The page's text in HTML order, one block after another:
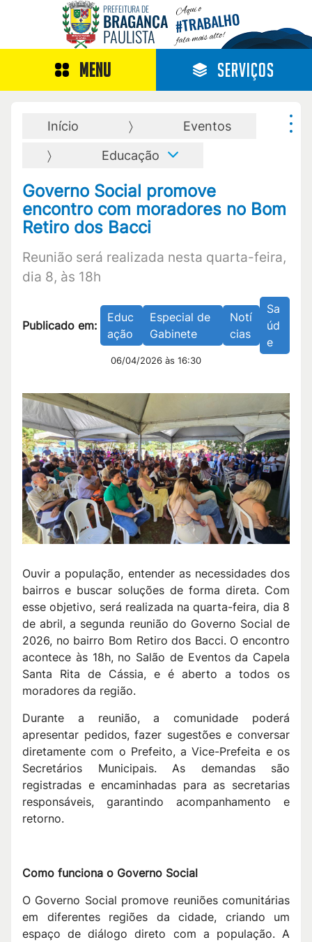
PREFEITURA DE
BRAGANÇA
PAULISTA
Aqui o
#TRABALHO
fala mais alto!
MENU SERVIÇOS
Início
Eventos
Educação
Governo Social promove
encontro com moradores no Bom
Retiro dos Bacci
Reunião será realizada nesta quarta-feira,
dia 8, às 18h
Publicado em:
Educ
ação
Especial de
Gabinete
Notí
cias
Sa
úd
e
06/04/2026 às 16:30
Ouvir a população, entender as necessidades dos
bairros e buscar soluções de forma direta. Com
esse objetivo, será realizada na quarta-feira, dia 8
de abril, a segunda reunião do Governo Social de
2026, no bairro Bom Retiro dos Bacci. O encontro
acontece às 18h, no Salão de Eventos da Capela
Santa Rita de Cássia, e é aberto a todos os
moradores da região.
Durante a reunião, a comunidade poderá
apresentar pedidos, fazer sugestões e conversar
diretamente com o Prefeito, a Vice-Prefeita e os
Secretários Municipais. As demandas são
registradas e encaminhadas para as secretarias
responsáveis, garantindo acompanhamento e
retorno.
Como funciona o Governo Social
O Governo Social promove reuniões comunitárias
em diferentes regiões da cidade, criando um
espaço de diálogo direto com a população. A